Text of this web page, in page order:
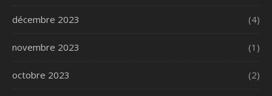
décembre 2023 (4)
novembre 2023 (1)
octobre 2023 (2)